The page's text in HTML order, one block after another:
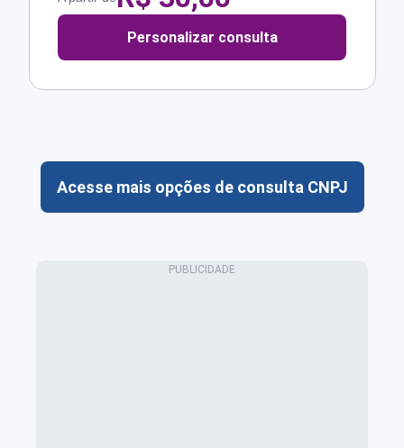
Personalizar consulta
Acesse mais opções de consulta CNPJ